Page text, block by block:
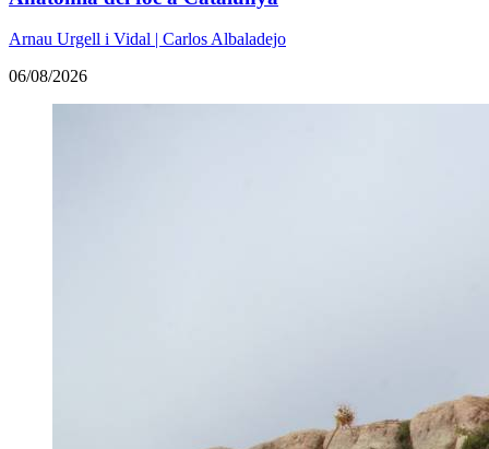
Arnau Urgell i Vidal | Carlos Albaladejo
06/08/2026